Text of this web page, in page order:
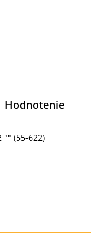
Hodnotenie
"" (55-622)